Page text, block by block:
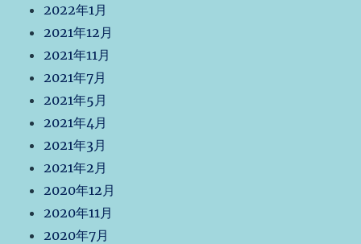
2022年1月
2021年12月
2021年11月
2021年7月
2021年5月
2021年4月
2021年3月
2021年2月
2020年12月
2020年11月
2020年7月